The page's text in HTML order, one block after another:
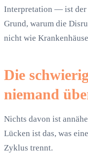
Interpretation — ist der
Grund, warum die
nicht wie
Die
niemand
Nichts davon ist
Lücken ist das, was
Zyklus trennt.